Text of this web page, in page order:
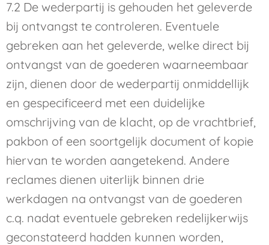
7.2 De wederpartij is gehouden het geleverde
bij ontvangst te controleren. Eventuele
gebreken aan het geleverde, welke direct bij
ontvangst van de goederen waarneembaar
zijn, dienen door de wederpartij onmiddellijk
en gespecificeerd met een duidelijke
omschrijving van de klacht, op de vrachtbrief,
pakbon of een soortgelijk document of kopie
hiervan te worden aangetekend. Andere
reclames dienen uiterlijk binnen drie
werkdagen na ontvangst van de goederen
c.q. nadat eventuele gebreken redelijkerwijs
geconstateerd hadden kunnen worden,